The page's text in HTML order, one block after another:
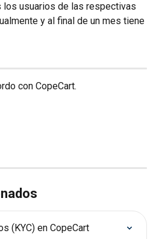
los usuarios de las respectivas
y al final de un mes tiene
con CopeCart.
(KYC) en CopeCart